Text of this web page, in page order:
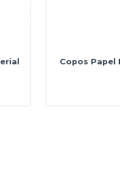
Copos Papel